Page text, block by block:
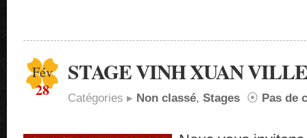
Fév
28
STAGE VINH XUAN
Catégories ▸ Non classé, Stages ⦿ Pas de